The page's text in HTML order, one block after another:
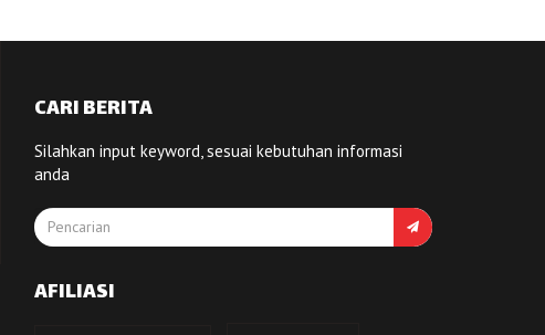
CARI BERITA
Silahkan input keyword, sesuai kebutuhan informasi
anda
AFILIASI